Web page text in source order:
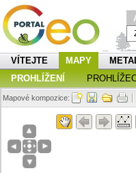
VÍTEJTE MAPY
PROHLÍŽENÍ
Mapové kompozice: